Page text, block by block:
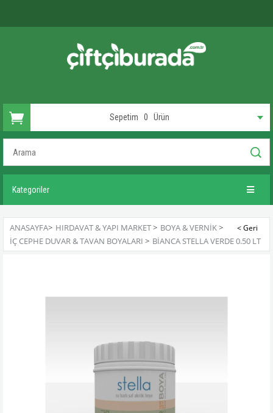
Sepetim 0 Ürün
Kategoriler
ANASAYFA> HIRDAVAT & YAPI MARKET> BOYA & VERNIK>
İÇ CEPHE DUVAR & TAVAN BOYALARI > BIANCA STELLA VERDE 0.50 LT